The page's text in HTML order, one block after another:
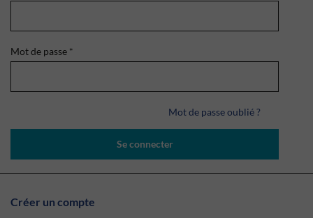
Mot de passe *
Mot de passe oublié ?
Se connecter
Créer un compte